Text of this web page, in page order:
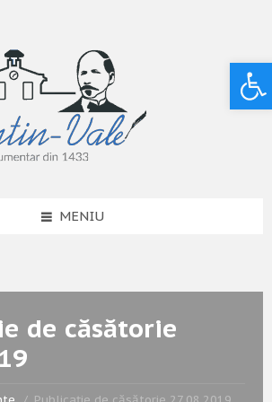
MENIU
de căsătorie
Deschide bara de unelte